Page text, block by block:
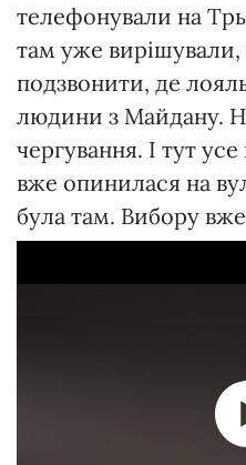
телефонували на
там уже вирішували,
подзвонити, де
людини з Майдану.
чергування. І тут
вже опинилася на
була там. Вибору